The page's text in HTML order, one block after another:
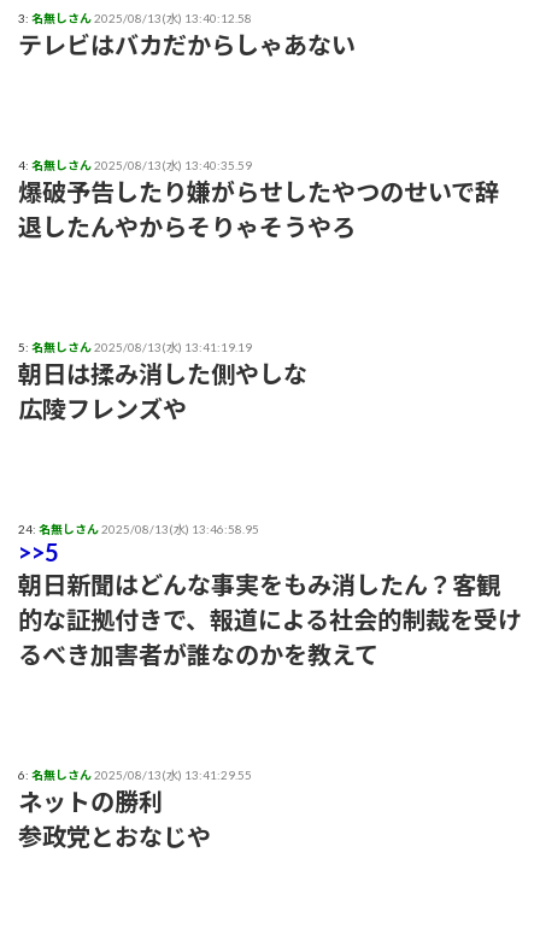
小髙茉緒アナ 巨乳を乗せる！！【GIF動画あり】
【画像】風俗でこのレベルのキツネ系女子が出てきたらどうす
る？
出回るAI画像に苦言
【感謝】イコラブ人気メンバー・齋藤樹愛羅さんが『盛れ！
【騒然】中西香菜さんの夫・福永活也さん「妻が出ていってし
まいました」⇒真相発覚
御手洗菜々アナと南後杏子アナ 踊って胸が微揺れ！！【GIF
動画あり】
プリズンブレイク、シーズン1を超えるドラマや映画世の中に
存在しない説
3: 名無しさん2025/08/13(水) 13:40:12.58
テレビはバカだからしゃあない
4: 名無しさん2025/08/13(水) 13:40:35.59
爆破予告したり嫌がらせしたやつのせいで辞
退したんやからそりゃそうやろ
5: 名無しさん2025/08/13(水) 13:41:19.19
朝日は揉み消した側やしな
広陵フレンズや
24: 名無しさん2025/08/13(水) 13:46:58.95
>>5
朝日新聞はどんな事実をもみ消したん？客観
的な証拠付きで、報道による社会的制裁を受け
るべき加害者が誰なのかを教えて
6: 名無しさん2025/08/13(水) 13:41:29.55
ネットの勝利
参政党とおなじや